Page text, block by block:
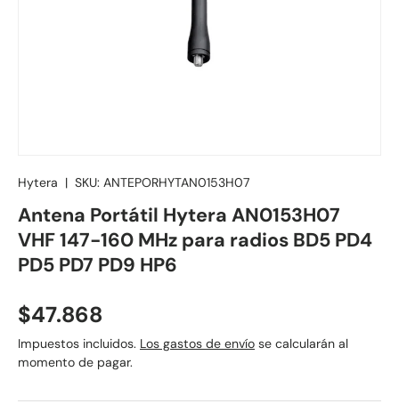
Hytera | SKU: ANTEPORHYTAN0153H07
Antena Portátil Hytera AN0153H07
VHF 147-160 MHz para radios BD5 PD4
PD5 PD7 PD9 HP6
Precio normal
$47.868
Impuestos incluidos. Los gastos de envío se calcularán al
momento de pagar.